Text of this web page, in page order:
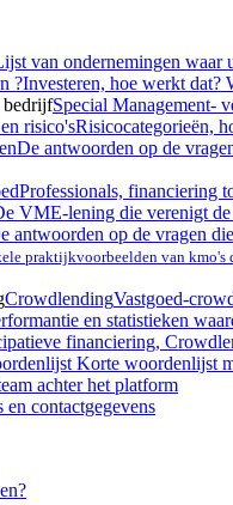
van ondernemingen waar
?Investeren, hoe werkt dat?
bedrijfSpecial Management-
risico'sRisicocategorieën,
De antwoorden op de
Professionals, financiering
VME-lening die verenigt de
antwoorden op de vragen
praktijkvoorbeelden van
CrowdlendingVastgoed-
en statistieken
financiering,
Korte woordenlijst
achter het platform
en contactgegevens